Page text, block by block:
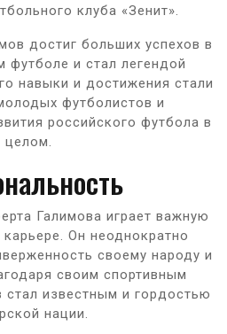
клуба «Зенит».
достиг больших успехов в
футболе и стал легендой
навыки и достижения стали
футболистов и
российского футбола в
целом.
Галимова играет важную
Он неоднократно
своему народу и
своим спортивным
известным и гордостью
нации.